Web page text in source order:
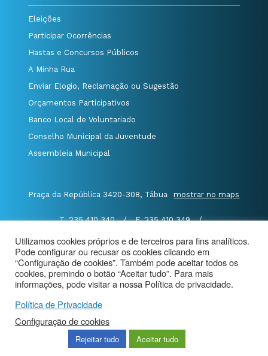
Eleições
Participar Ocorrências
Hastas e Concursos Públicos
A Minha Rua
Enviar Elogio, Reclamação ou Sugestão
Orçamentos Participativos
Banco Local de Voluntariado
Conselho Municipal da Juventude
Assembleia Municipal
Praça da República 3420-308, Tábua mostrar no maps
T. 235 410 340 / F. 235 410 349
/
@Município de Tábua | Mapa do Portal
|
Politica de Privacidade
|
Aviso de Privacidade - Videovigilância
Utilizamos cookies próprios e de terceiros para fins analíticos.
Pode configurar ou recusar os cookies clicando em
“Configuração de cookies”. Também pode aceitar todos os
cookies, premindo o botão “Aceitar tudo”. Para mais
informações, pode visitar a nossa Política de privacidade.
Política de Privacidade
Configuração de cookies
Rejeitar tudo Aceitar tudo